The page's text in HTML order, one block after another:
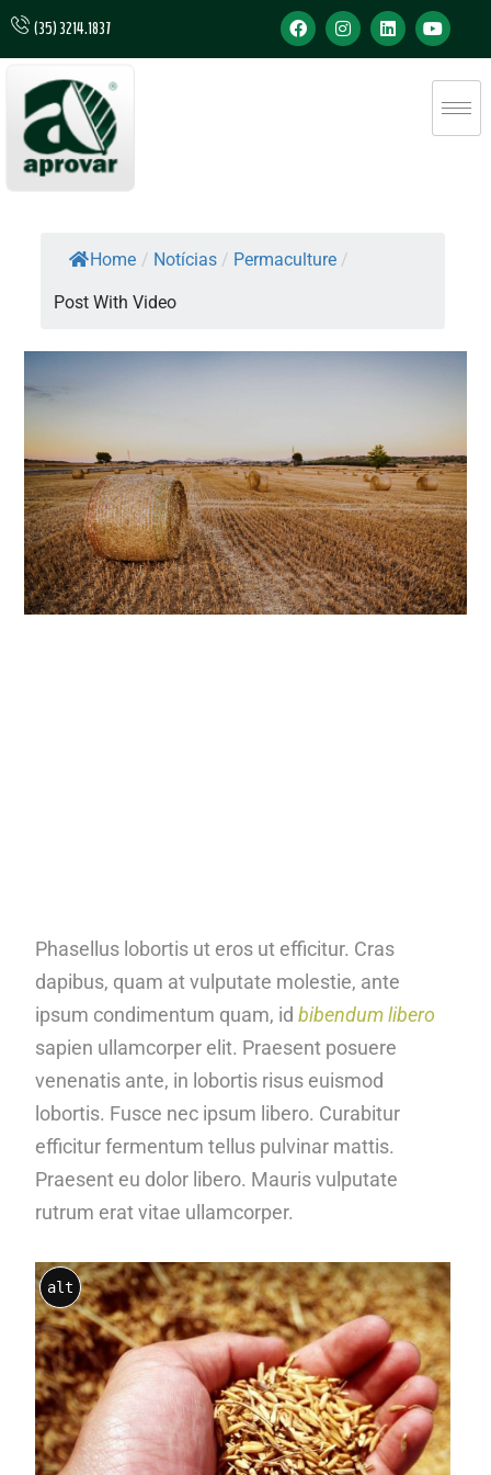
(35) 3214.1837
Home / Notícias / Permaculture /
Post With Video
Phasellus lobortis ut eros ut efficitur. Cras
dapibus, quam at vulputate molestie, ante
ipsum condimentum quam, idbibendum libero
sapien ullamcorper elit. Praesent posuere
venenatis ante, in lobortis risus euismod
lobortis. Fusce nec ipsum libero. Curabitur
efficitur fermentum tellus pulvinar mattis.
Praesent eu dolor libero. Mauris vulputate
rutrum erat vitae ullamcorper.
alt